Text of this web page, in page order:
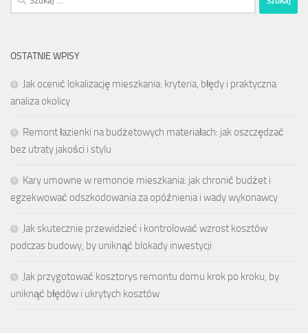
OSTATNIE WPISY
Jak ocenić lokalizację mieszkania: kryteria, błędy i praktyczna
analiza okolicy
Remont łazienki na budżetowych materiałach: jak oszczędzać
bez utraty jakości i stylu
Kary umowne w remoncie mieszkania: jak chronić budżet i
egzekwować odszkodowania za opóźnienia i wady wykonawcy
Jak skutecznie przewidzieć i kontrolować wzrost kosztów
podczas budowy, by uniknąć blokady inwestycji
Jak przygotować kosztorys remontu domu krok po kroku, by
uniknąć błędów i ukrytych kosztów